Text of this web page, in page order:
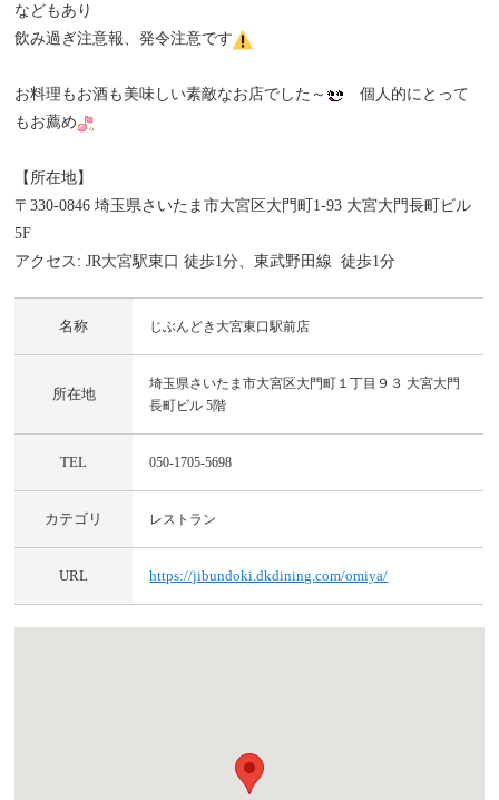
などもあり
飲み過ぎ注意報、発令注意です
お料理もお酒も美味しい素敵なお店でした～
個人的にとって
もお薦め
【所在地】
〒330-0846 埼玉県さいたま市大宮区大門町1-93 大宮大門長町ビル
5F
アクセス: JR大宮駅東口 徒歩1分、東武野田線 徒歩1分
名称 じぶんどき大宮東口駅前店
所在地
埼玉県さいたま市大宮区大門町１丁目９３ 大宮大門
長町ビル 5階
TEL 050-1705-5698
カテゴリ レストラン
URL https://jibundoki.dkdining.com/omiya/